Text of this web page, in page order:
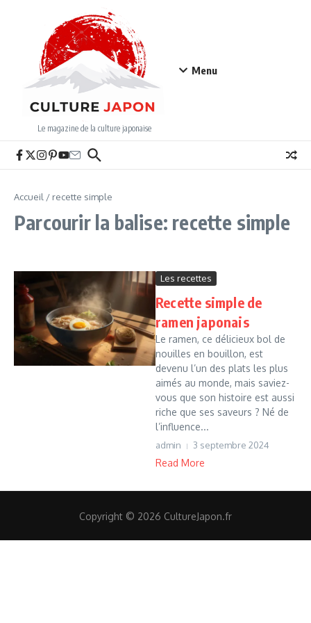
Le magazine de la culture japonaise
Menu
Accueil / recette simple
Parcourir la balise: recette simple
Les recettes
Recette simple de
ramen japonais
Le ramen, ce délicieux bol de
nouilles en bouillon, est
devenu l’un des plats les plus
aimés au monde, mais saviez-
vous que son histoire est aussi
riche que ses saveurs ? Né de
l’influence...
admin 3 septembre 2024
Read More